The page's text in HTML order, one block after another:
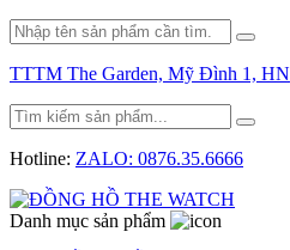
TTTM The Garden, Mỹ Đình 1, HN
Hotline: ZALO: 0876.35.6666
Danh mục sản phẩm